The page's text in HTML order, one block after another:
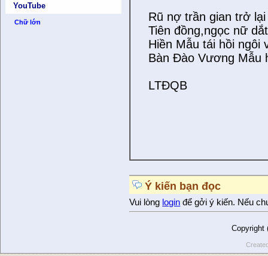
YouTube
Chữ lớn
Rũ nợ trần gian trở
Tiên đồng,ngọc nữ
Hiền Mẫu tái hồi ngôi
Bàn Đào Vương Mẫu
LTĐQB
Ý kiến bạn đọc
Vui lòng login để gởi ý kiến. Nếu
Copyright